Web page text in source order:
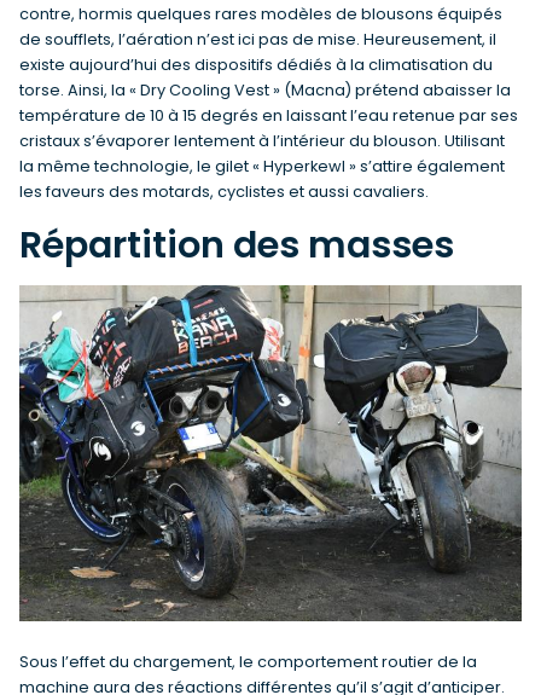
contre, hormis quelques rares modèles de blousons équipés
de soufflets, l’aération n’est ici pas de mise. Heureusement, il
existe aujourd’hui des dispositifs dédiés à la climatisation du
torse. Ainsi, la « Dry Cooling Vest » (Macna) prétend abaisser la
température de 10 à 15 degrés en laissant l’eau retenue par ses
cristaux s’évaporer lentement à l’intérieur du blouson. Utilisant
la même technologie, le gilet « Hyperkewl » s’attire également
les faveurs des motards, cyclistes et aussi cavaliers.
Répartition des masses
Sous l’effet du chargement, le comportement routier de la
machine aura des réactions différentes qu’il s’agit d’anticiper.